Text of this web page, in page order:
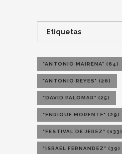
Etiquetas
"ANTONIO MAIRENA" (64)
"ANTONIO REYES" (26)
"DAVID PALOMAR" (25)
"ENRIQUE MORENTE" (29)
"FESTIVAL DE JEREZ" (133)
"ISRAEL FERNANDEZ" (39)